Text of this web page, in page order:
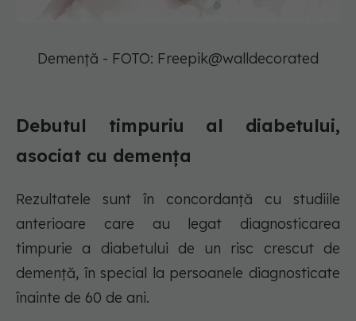
Demență - FOTO: Freepik@walldecorated
Debutul timpuriu al diabetului,
asociat cu demența
Rezultatele sunt în concordanță cu studiile
anterioare care au legat diagnosticarea
timpurie a diabetului de un risc crescut de
demență, în special la persoanele diagnosticate
înainte de 60 de ani.